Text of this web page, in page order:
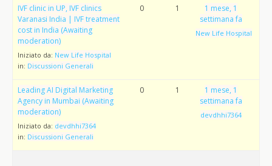
IVF clinic in UP, IVF clinics
Varanasi India | IVF treatment
cost in India (Awaiting
moderation)
Iniziato da: New Life Hospital
in: Discussioni Generali
0 1
1 mese, 1
settimana fa
New Life Hospital
Leading AI Digital Marketing
Agency in Mumbai (Awaiting
moderation)
Iniziato da: devdhhi7364
in: Discussioni Generali
0 1
1 mese, 1
settimana fa
devdhhi7364